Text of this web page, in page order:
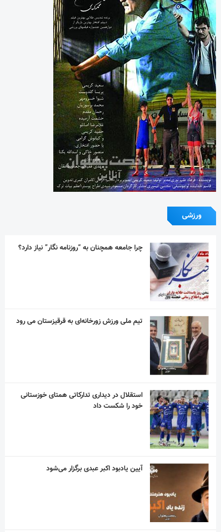
ورزشی
چرا جامعه همچنان به “روزنامه نگار” نیاز دارد؟
تیم ملی ورزش زورخانه‌ای به قرقیزستان می رود
استقلال در دیداری تدارکاتی همتای خوزستانی
خود را شکست داد
آیین یادبود اکبر عبدی برگزار می‌شود